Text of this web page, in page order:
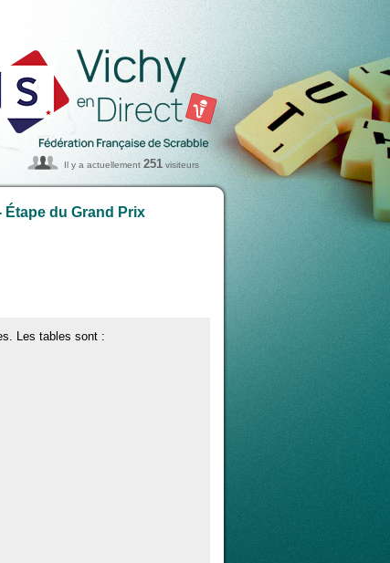
Il y a actuellement 251 visiteurs
Étape du Grand Prix
Les tables sont :